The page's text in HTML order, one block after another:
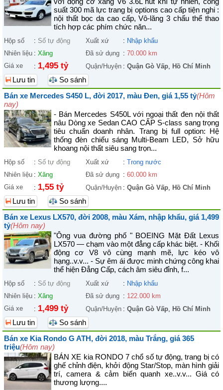
suất 300 mã lực trang bị options cao cấp tiện nghi :
nội thất bọc da cao cấp, Vô-lăng 3 chấu thể thao
tích hợp các phím chức năn...
Hộp số : Số tự động Xuất xứ : Nhập khẩu
Nhiên liệu : Xăng Đã sử dụng : 70.000 km
Giá xe
: 1,495 tỷ Quận/Huyện : Quận Gò Vấp, Hồ Chí Minh
Lưu tin
So sánh
Bán xe Mercedes S450 L, đời 2017, màu Đen, giá 1,55 tỷ(Hôm
nay)
- Bán Mercedes S450L với ngoại thất đen nội thất
nâu Dòng xe Sedan CAO CẤP S-class sang trọng
tiêu chuẩn doanh nhân. Trang bị full option: Hệ
thống đèn chiếu sáng Multi-Beam LED, Sở hữu
khoang nội thất siêu sang trọn...
Hộp số : Số tự động Xuất xứ : Trong nước
Nhiên liệu : Xăng Đã sử dụng : 60.000 km
Giá xe
: 1,55 tỷ Quận/Huyện : Quận Gò Vấp, Hồ Chí Minh
Lưu tin
So sánh
Bán xe Lexus LX570, đời 2008, màu Xám, nhập khẩu, giá 1,499
tỷ(Hôm nay)
"Ông vua đường phố " BOEING Mặt Đất Lexus
LX570 — chạm vào một đẳng cấp khác biệt. - Khối
động cơ V8 vô cùng mạnh mẽ, lực kéo vô
hạng..v.v... - Sự êm ái được minh chứng công khai
thể hiện Đẳng Cấp, cách âm siêu đỉnh, f...
Hộp số : Số tự động Xuất xứ : Nhập khẩu
Nhiên liệu : Xăng Đã sử dụng : 122.000 km
Giá xe
: 1,499 tỷ Quận/Huyện : Quận Gò Vấp, Hồ Chí Minh
Lưu tin
So sánh
Bán xe Kia Rondo G ATH, đời 2018, màu Trắng, giá 365
triệu(Hôm nay)
BÁN XE kia RONDO 7 chổ số tự động, trang bị có
ghế chỉnh điện, khởi động Star/Stop, màn hình giải
trí, camera & cảm biến quanh xe..v.v... Giá có
thương lượng....